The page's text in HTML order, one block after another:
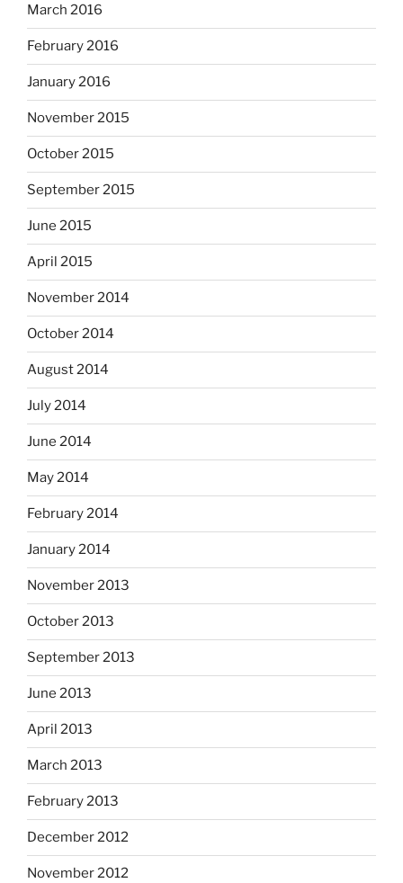
March 2016
February 2016
January 2016
November 2015
October 2015
September 2015
June 2015
April 2015
November 2014
October 2014
August 2014
July 2014
June 2014
May 2014
February 2014
January 2014
November 2013
October 2013
September 2013
June 2013
April 2013
March 2013
February 2013
December 2012
November 2012